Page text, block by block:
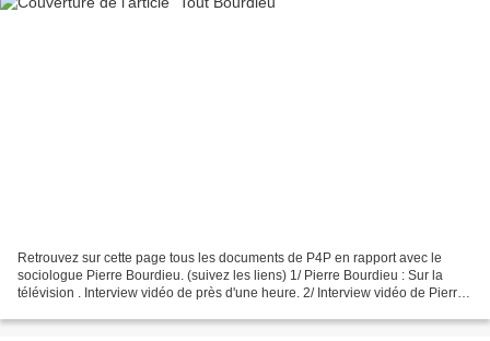
Retrouvez sur cette page tous les documents de P4P en rapport avec le
sociologue Pierre Bourdieu. (suivez les liens) 1/ Pierre Bourdieu : Sur la
télévision . Interview vidéo de près d'une heure. 2/ Interview vidéo de Pierre